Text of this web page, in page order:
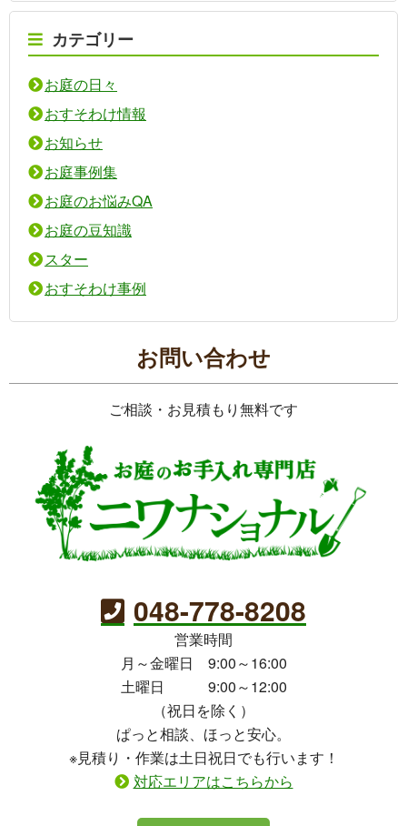
カテゴリー
お庭の日々
おすそわけ情報
お知らせ
お庭事例集
お庭のお悩みQA
お庭の豆知識
スター
おすそわけ事例
お問い合わせ
ご相談・お見積もり無料です
048-778-8208
営業時間
月～金曜日 9:00～16:00
土曜日 9:00～12:00
（祝日を除く）
ぱっと相談、ほっと安心。
※見積り・作業は土日祝日でも行います！
対応エリアはこちらから